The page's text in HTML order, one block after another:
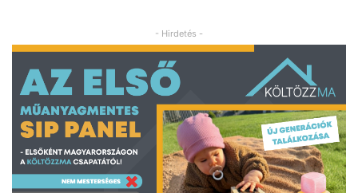
- Hirdetés -